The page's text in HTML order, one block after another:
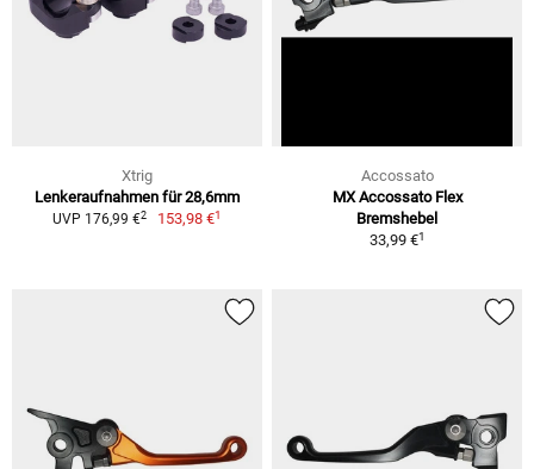
Xtrig
Lenkeraufnahmen für 28,6mm
UVP 176,99 €2 153,98 €1
Accossato
MX Accossato Flex
Bremshebel
33,99 €1